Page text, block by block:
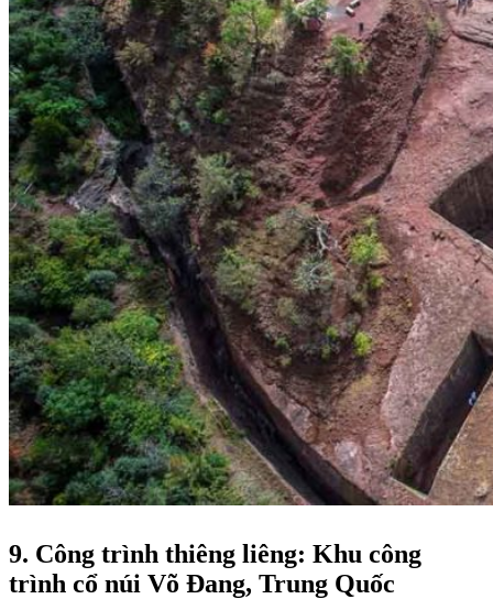
9. Công trình thiêng liêng: Khu công
trình cổ núi Võ Đang, Trung Quốc